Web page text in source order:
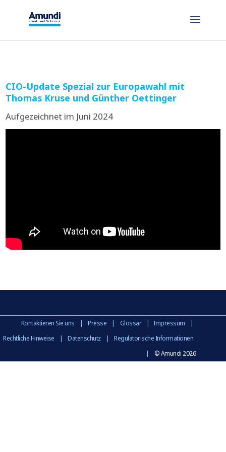
CIO-Update Spezial zur Europawahl mit
Thomas Kruse und Günther Oettinger
Auf­ge­zeich­net im Juni 2024
Kontaktieren Sie uns | Presse | Glossar| Impressum |
Rechtliche Hinweise | Datenschutz| Regulatorische Informationen
|
© Amundi 2026